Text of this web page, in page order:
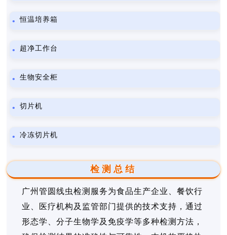
恒温培养箱
超净工作台
生物安全柜
切片机
冷冻切片机
检测总结
广州管圆线虫检测服务为食品生产企业、餐饮行
业、医疗机构及监管部门提供的技术支持，通过
形态学、分子生物学及免疫学等多种检测方法，